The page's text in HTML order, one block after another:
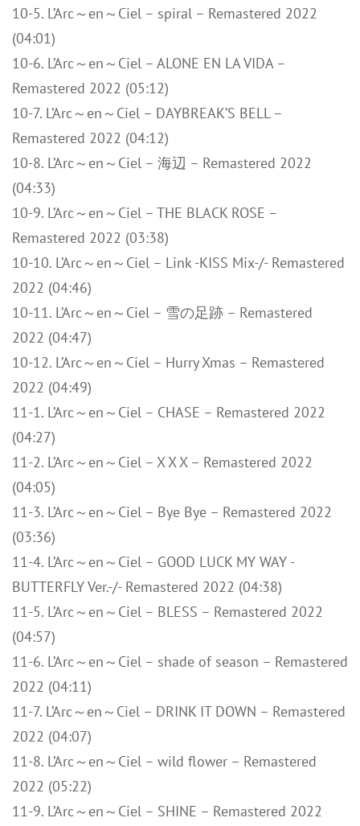
10-5. L’Arc～en～Ciel – spiral – Remastered 2022
(04:01)
10-6. L’Arc～en～Ciel – ALONE EN LA VIDA –
Remastered 2022 (05:12)
10-7. L’Arc～en～Ciel – DAYBREAK’S BELL –
Remastered 2022 (04:12)
10-8. L’Arc～en～Ciel – 海辺 – Remastered 2022
(04:33)
10-9. L’Arc～en～Ciel – THE BLACK ROSE –
Remastered 2022 (03:38)
10-10. L’Arc～en～Ciel – Link -KISS Mix-/- Remastered
2022 (04:46)
10-11. L’Arc～en～Ciel – 雪の足跡 – Remastered
2022 (04:47)
10-12. L’Arc～en～Ciel – Hurry Xmas – Remastered
2022 (04:49)
11-1. L’Arc～en～Ciel – CHASE – Remastered 2022
(04:27)
11-2. L’Arc～en～Ciel – X X X – Remastered 2022
(04:05)
11-3. L’Arc～en～Ciel – Bye Bye – Remastered 2022
(03:36)
11-4. L’Arc～en～Ciel – GOOD LUCK MY WAY -
BUTTERFLY Ver.-/- Remastered 2022 (04:38)
11-5. L’Arc～en～Ciel – BLESS – Remastered 2022
(04:57)
11-6. L’Arc～en～Ciel – shade of season – Remastered
2022 (04:11)
11-7. L’Arc～en～Ciel – DRINK IT DOWN – Remastered
2022 (04:07)
11-8. L’Arc～en～Ciel – wild flower – Remastered
2022 (05:22)
11-9. L’Arc～en～Ciel – SHINE – Remastered 2022